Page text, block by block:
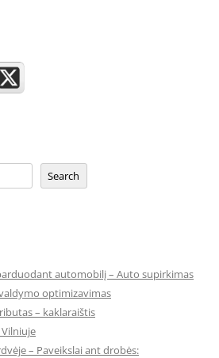
Search
automobilį – Auto supirkimas
optimizavimas
– kaklaraištis
– Paveikslai ant drobės: